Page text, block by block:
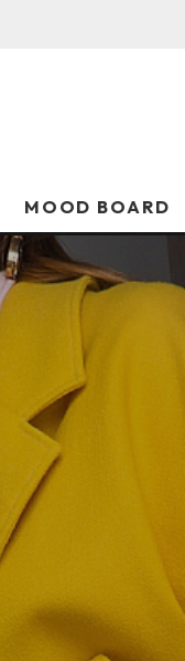
MOOD BOARD